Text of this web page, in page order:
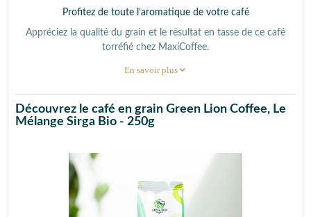
Profitez de toute l’aromatique de votre café
Appréciez la qualité du grain et le résultat en tasse de ce café
torréfié chez MaxiCoffee.
En savoir plus
Découvrez le café en grain Green Lion Coffee, Le
Mélange Sirga Bio - 250g